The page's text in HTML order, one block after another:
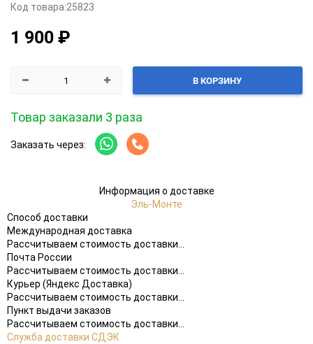
Код товара:25823
1 900 ₽
В КОРЗИНУ
Товар заказали 3 раза
Заказать через:
Информация о доставке
Эль-Монте
Способ доставки
Международная доставка
Рассчитываем стоимость доставки...
Почта России
Рассчитываем стоимость доставки...
Курьер (Яндекс Доставка)
Рассчитываем стоимость доставки...
Пункт выдачи заказов
Рассчитываем стоимость доставки...
Служба доставки СДЭК